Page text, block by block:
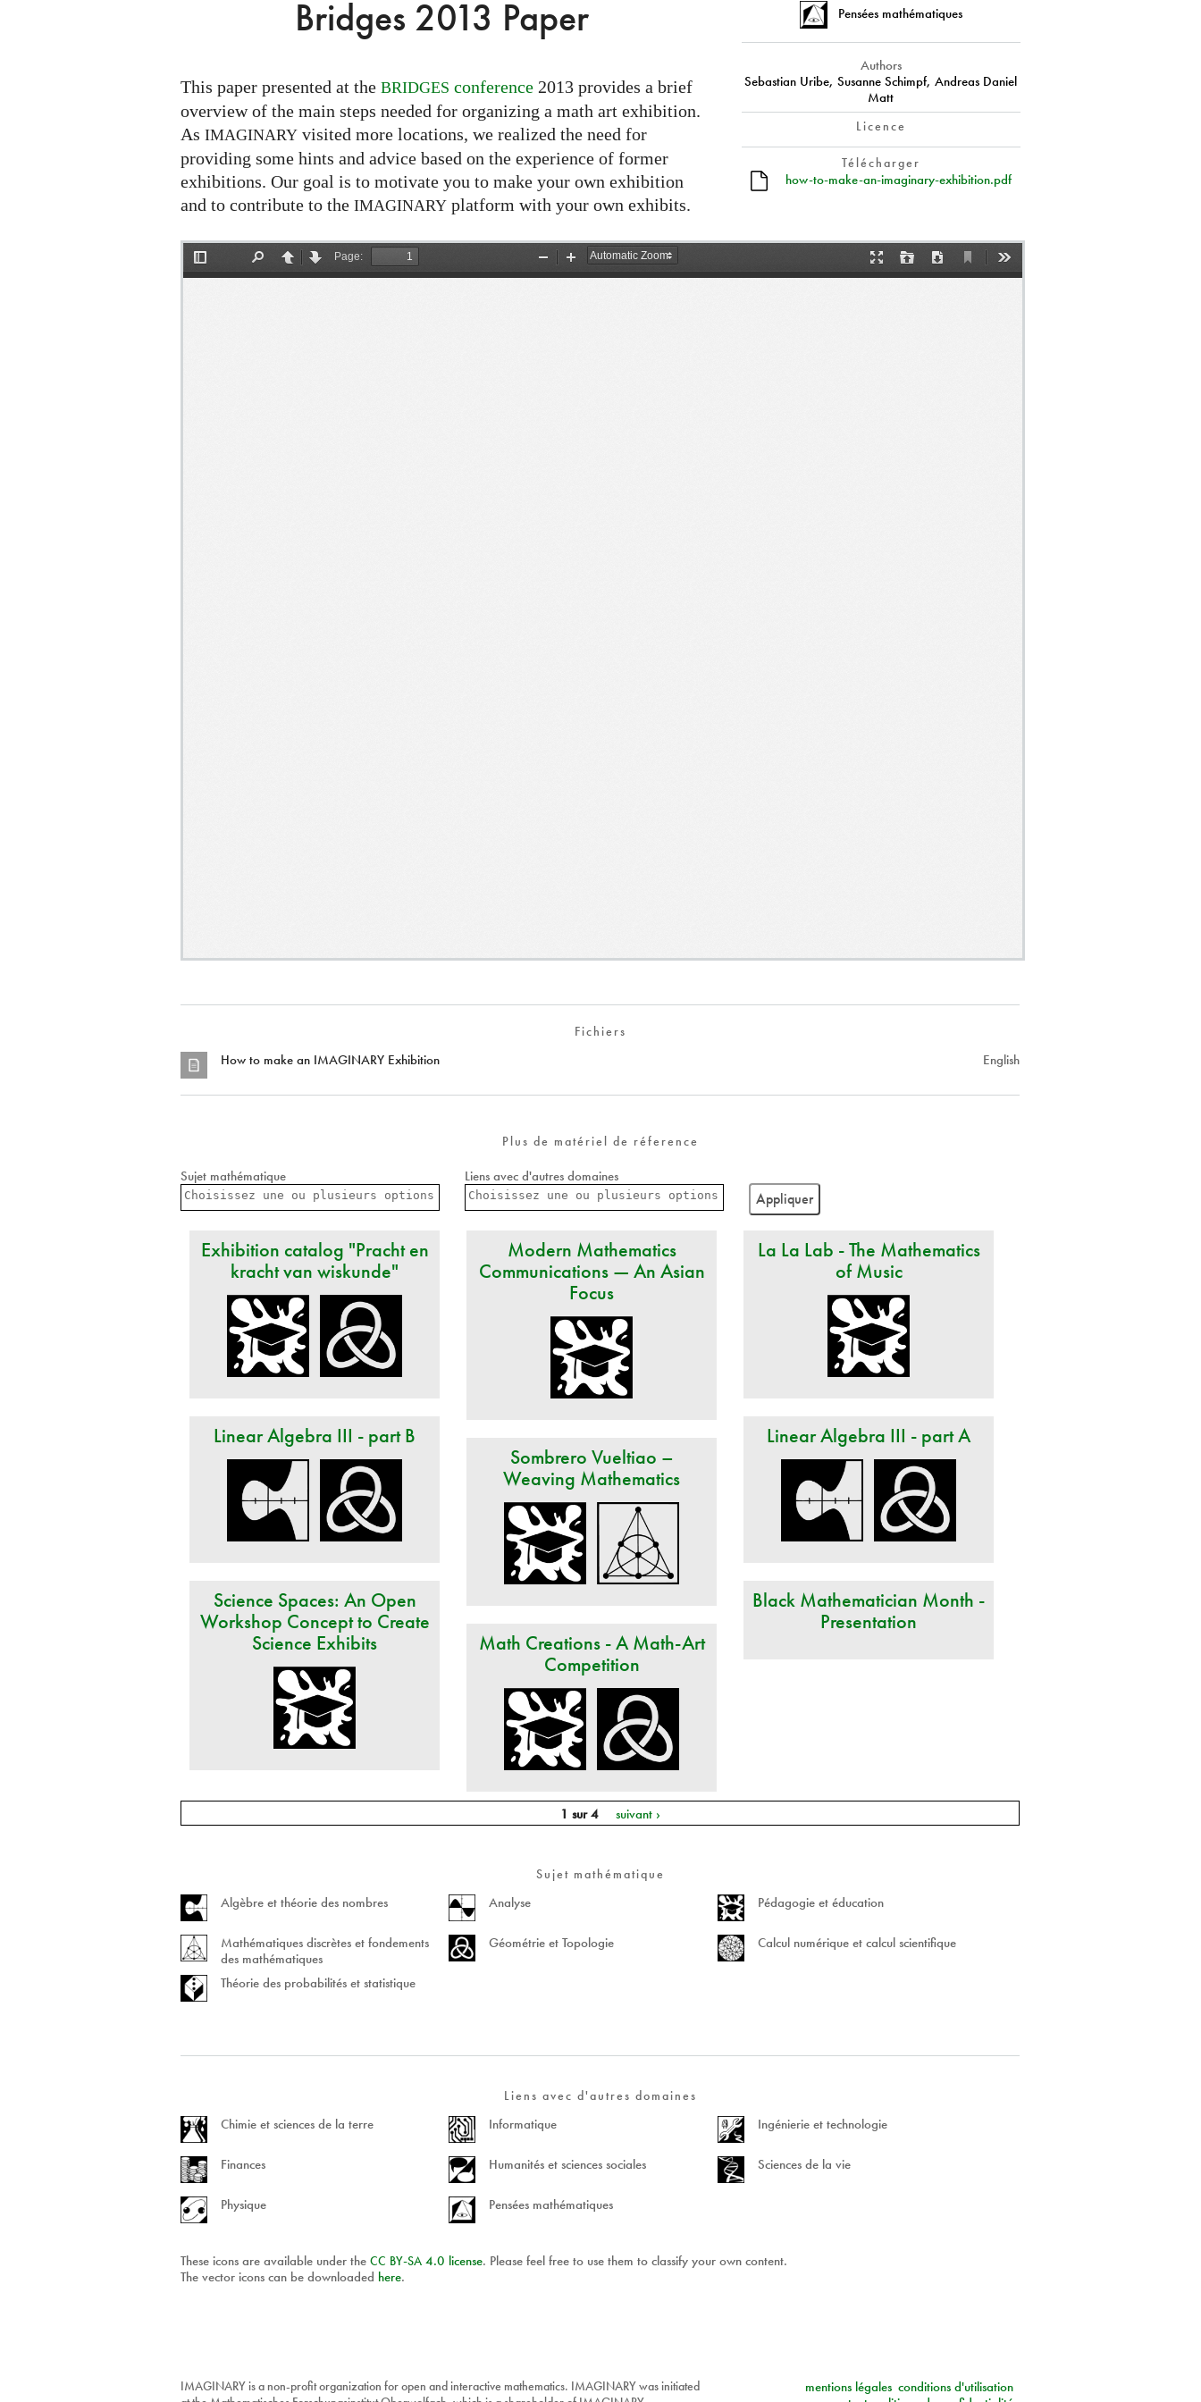
Paper
Bridges 2013 Paper
This paper presented at the BRIDGES conference 2013 provides a brief
overview of the main steps needed for organizing a math art exhibition.
As IMAGINARY visited more locations, we realized the need for
providing some hints and advice based on the experience of former
exhibitions. Our goal is to motivate you to make your own exhibition
and to contribute to the IMAGINARY platform with your own exhibits.
Pensées mathématiques
Authors
Sebastian Uribe, Susanne Schimpf, Andreas Daniel
Matt
Licence
Télécharger
how-to-make-an-imaginary-exhibition.pdf
Fichiers
English
How to make an IMAGINARY Exhibition
Plus de matériel de réference
Sujet mathématique Liens avec d'autres domaines
Exhibition catalog "Pracht en
kracht van wiskunde"
Modern Mathematics
Communications — An Asian
Focus
La La Lab - The Mathematics
of Music
Linear Algebra III - part B
Linear Algebra III - part A
Sombrero Vueltiao –
Weaving Mathematics
Science Spaces: An Open
Workshop Concept to Create
Science Exhibits
Black Mathematician Month -
Presentation
Math Creations - A Math-Art
Competition
1 sur 4 suivant ›
Sujet mathématique
Algèbre et théorie des nombres
Analyse Pédagogie et éducation
Mathématiques discrètes et fondements
des mathématiques
Géométrie et Topologie Calcul numérique et calcul scientifique
Théorie des probabilités et statistique
Liens avec d'autres domaines
Chimie et sciences de la terre
Informatique Ingénierie et technologie
Finances Humanités et sciences sociales Sciences de la vie
Physique Pensées mathématiques
These icons are available under the CC BY-SA 4.0 license. Please feel free to use them to classify your own content.
The vector icons can be downloaded here.
IMAGINARY is a non-profit organization for open and interactive mathematics. IMAGINARY was initiated
conditions d'utilisation
mentions légales